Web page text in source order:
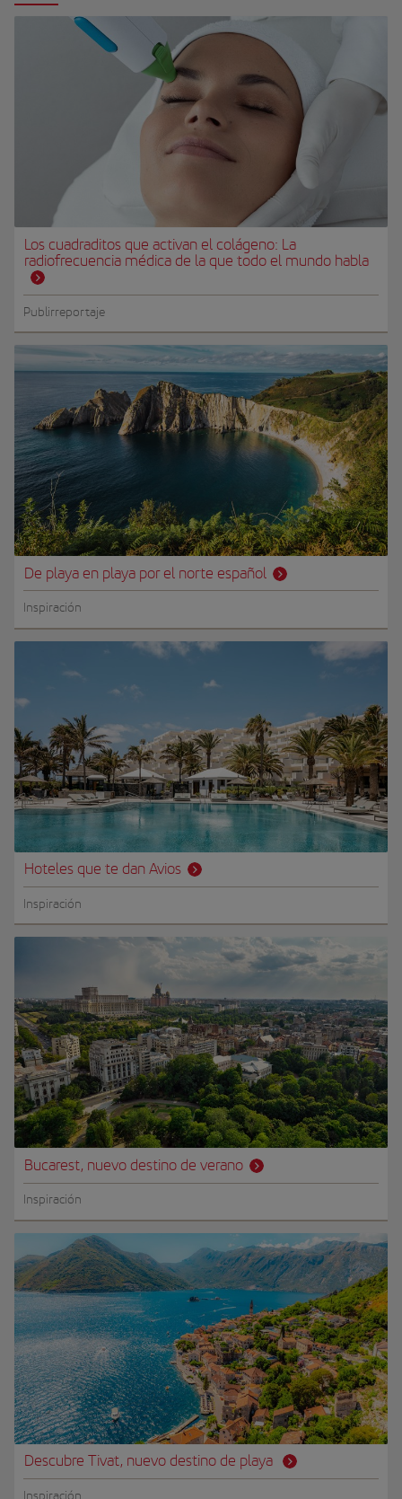
Los cuadraditos que activan el colágeno: La
radiofrecuencia médica de la que todo el mundo habla
Publirreportaje
De playa en playa por el norte español
Inspiración
Hoteles que te dan Avios
Inspiración
Bucarest, nuevo destino de verano
Inspiración
Descubre Tivat, nuevo destino de playa
Inspiración